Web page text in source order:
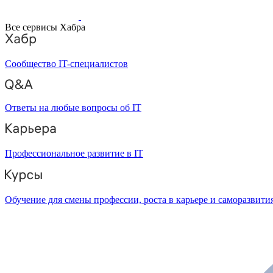
Все сервисы Хабра
Сообщество IT-специалистов
Ответы на любые вопросы об IT
Профессиональное развитие в IT
Обучение для смены профессии, роста в карьере и